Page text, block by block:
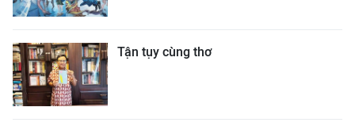
Tận tụy cùng thơ